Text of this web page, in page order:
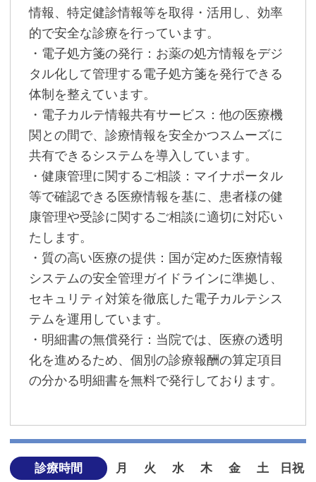
情報、特定健診情報等を取得・活用し、効率
的で安全な診療を行っています。
・電子処方箋の発行：お薬の処方情報をデジ
タル化して管理する電子処方箋を発行できる
体制を整えています。
・電子カルテ情報共有サービス：他の医療機
関との間で、診療情報を安全かつスムーズに
共有できるシステムを導入しています。
・健康管理に関するご相談：マイナポータル
等で確認できる医療情報を基に、患者様の健
康管理や受診に関するご相談に適切に対応い
たします。
・質の高い医療の提供：国が定めた医療情報
システムの安全管理ガイドラインに準拠し、
セキュリティ対策を徹底した電子カルテシス
テムを運用しています。
・明細書の無償発行：当院では、医療の透明
化を進めるため、個別の診療報酬の算定項目
の分かる明細書を無料で発行しております。
診療時間 月 火 水 木 金 土 日祝